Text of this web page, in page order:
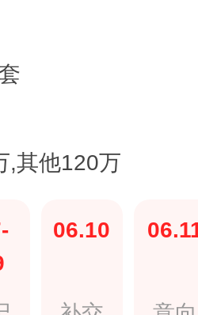
,其他120万
06.10